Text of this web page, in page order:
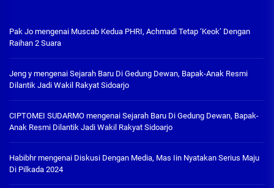
Pak Jo mengenai Muscab Kedua PHRI, Achmadi Tetap ‘Keok’ Dengan
Raihan 2 Suara
Jeng y mengenai Sejarah Baru Di Gedung Dewan, Bapak-Anak Resmi
Dilantik Jadi Wakil Rakyat Sidoarjo
CIPTOMEI SUDARMO mengenai Sejarah Baru Di Gedung Dewan, Bapak-
Anak Resmi Dilantik Jadi Wakil Rakyat Sidoarjo
Habibhrmengenai Diskusi Dengan Media, Mas Iin Nyatakan Serius Maju
Di Pilkada 2024